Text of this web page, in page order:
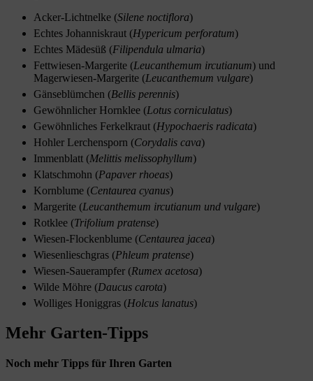
Acker-Lichtnelke (Silene noctiflora)
Echtes Johanniskraut (Hypericum perforatum)
Echtes Mädesüß (Filipendula ulmaria)
Fettwiesen-Margerite (Leucanthemum ircutianum) und
Magerwiesen-Margerite (Leucanthemum vulgare)
Gänseblümchen (Bellis perennis)
Gewöhnlicher Hornklee (Lotus corniculatus)
Gewöhnliches Ferkelkraut (Hypochaeris radicata)
Hohler Lerchensporn (Corydalis cava)
Immenblatt (Melittis melissophyllum)
Klatschmohn (Papaver rhoeas)
Kornblume (Centaurea cyanus)
Margerite (Leucanthemum ircutianum und vulgare)
Rotklee (Trifolium pratense)
Wiesen-Flockenblume (Centaurea jacea)
Wiesenlieschgras (Phleum pratense)
Wiesen-Sauerampfer (Rumex acetosa)
Wilde Möhre (Daucus carota)
Wolliges Honiggras (Holcus lanatus)
Mehr Garten-Tipps
Noch mehr Tipps für Ihren Garten